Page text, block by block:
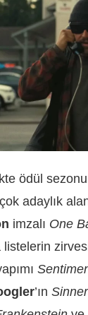
ödül
adaylık
imzalı One
listelerin
’ın